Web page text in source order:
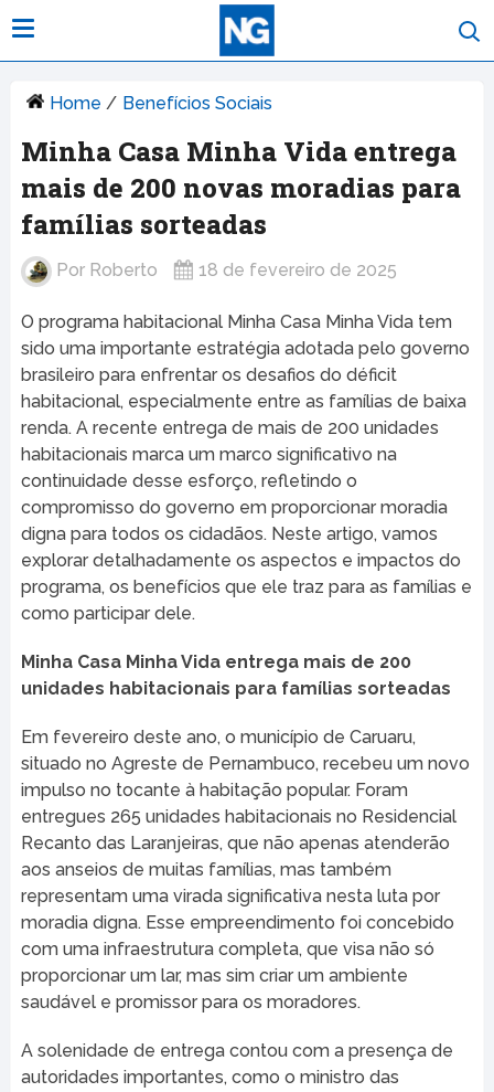
Home / Benefícios Sociais
Minha Casa Minha Vida entrega
mais de 200 novas moradias para
famílias sorteadas
Por Roberto 18 de fevereiro de 2025
O programa habitacional Minha Casa Minha Vida tem
sido uma importante estratégia adotada pelo governo
brasileiro para enfrentar os desafios do déficit
habitacional, especialmente entre as famílias de baixa
renda. A recente entrega de mais de 200 unidades
habitacionais marca um marco significativo na
continuidade desse esforço, refletindo o
compromisso do governo em proporcionar moradia
digna para todos os cidadãos. Neste artigo, vamos
explorar detalhadamente os aspectos e impactos do
programa, os benefícios que ele traz para as famílias e
como participar dele.
Minha Casa Minha Vida entrega mais de 200
unidades habitacionais para famílias sorteadas
Em fevereiro deste ano, o município de Caruaru,
situado no Agreste de Pernambuco, recebeu um novo
impulso no tocante à habitação popular. Foram
entregues 265 unidades habitacionais no Residencial
Recanto das Laranjeiras, que não apenas atenderão
aos anseios de muitas famílias, mas também
representam uma virada significativa nesta luta por
moradia digna. Esse empreendimento foi concebido
com uma infraestrutura completa, que visa não só
proporcionar um lar, mas sim criar um ambiente
saudável e promissor para os moradores.
A solenidade de entrega contou com a presença de
autoridades importantes, como o ministro das